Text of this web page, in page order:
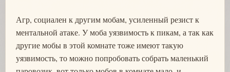
Агр, социален к другим мобам, усиленный резист к
ментальной атаке. У моба уязвимость к пикам, а так как
другие мобы в этой комнате тоже имеют такую
уязвимость, то можно попробовать собрать маленький